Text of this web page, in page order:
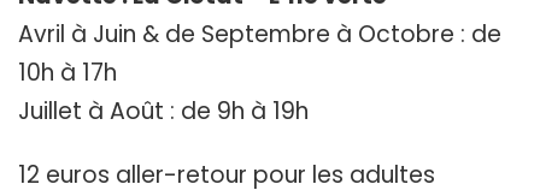
Avril à Juin & de Septembre à Octobre : de
10h à 17h
Juillet à Août : de 9h à 19h
12 euros aller-retour pour les adultes